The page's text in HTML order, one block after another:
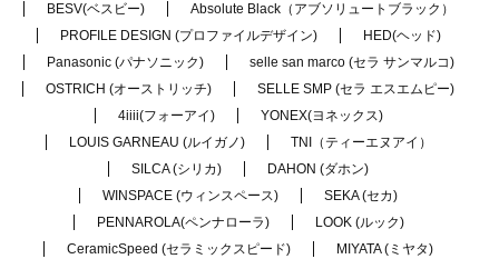
BESV(ベスビー)
Absolute Black（アブソリュートブラック）
PROFILE DESIGN (プロファイルデザイン)
HED(ヘッド)
Panasonic (パナソニック)
selle san marco (セラ サンマルコ)
OSTRICH (オーストリッチ)
SELLE SMP (セラ エスエムピー)
4iiii(フォーアイ)
YONEX(ヨネックス)
LOUIS GARNEAU (ルイガノ)
TNI（ティーエヌアイ）
SILCA (シリカ)
DAHON (ダホン)
WINSPACE (ウィンスペース)
SEKA (セカ)
PENNAROLA(ペンナローラ)
LOOK (ルック)
CeramicSpeed (セラミックスピード)
MIYATA (ミヤタ)